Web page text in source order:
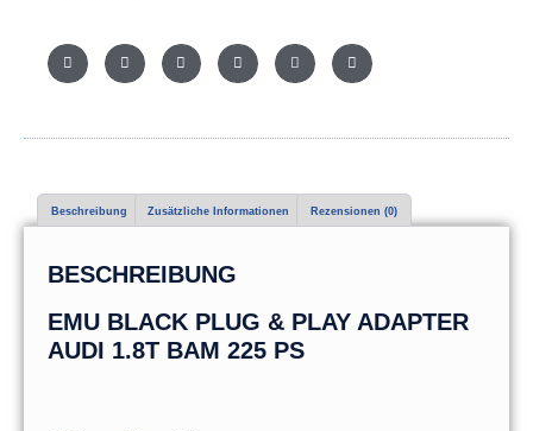
Beschreibung Zusätzliche Informationen Rezensionen (0)
BESCHREIBUNG
EMU BLACK PLUG & PLAY ADAPTER
AUDI 1.8T BAM 225 PS